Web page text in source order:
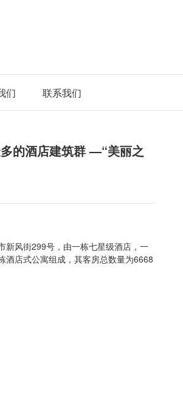
们 联系我们
的酒店建筑群 —“美丽之
新风街299号，由一栋七星级酒店，一
酒店式公寓组成，其客房总数量为6668